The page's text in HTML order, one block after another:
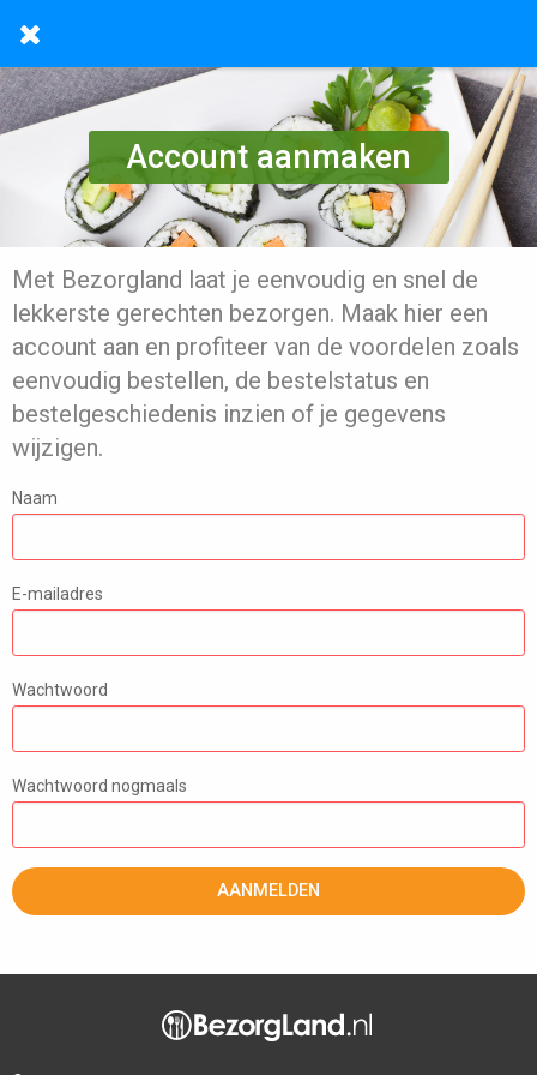
Account aanmaken
Met Bezorgland laat je eenvoudig en snel de
lekkerste gerechten bezorgen. Maak hier een
account aan en profiteer van de voordelen zoals
eenvoudig bestellen, de bestelstatus en
bestelgeschiedenis inzien of je gegevens
wijzigen.
Naam
E-mailadres
Wachtwoord
Wachtwoord nogmaals
AANMELDEN